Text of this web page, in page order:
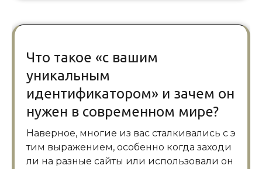
Что такое «с вашим
уникальным
идентификатором» и зачем он
нужен в современном мире?
Наверное, многие из вас сталкивались с э
тим выражением, особенно когда заходи
ли на разные сайты или использовали он